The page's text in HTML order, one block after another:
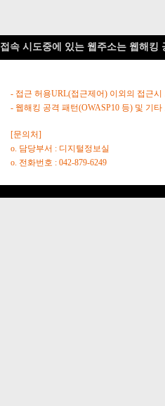
접속 시도중에 있는 웹주소는 웹해킹
- 접근 허용URL(접근제어) 이외의 접근시
- 웹해킹 공격 패턴(OWASP10 등) 및 기
[문의처]
o. 담당부서 : 디지털정보실
o. 전화번호 : 042-879-6249